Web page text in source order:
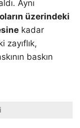
Aynı
üzerindeki
kadar
zayıflık,
baskın